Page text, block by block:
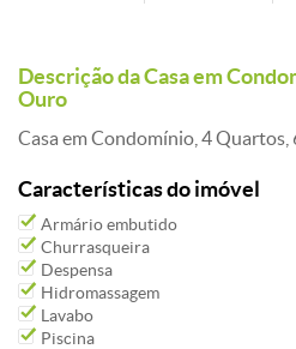
Descrição da Casa em
Ouro
Casa em Condomínio, 4 Quartos,
Características do imóvel
Armário embutido
Churrasqueira
Despensa
Hidromassagem
Lavabo
Piscina